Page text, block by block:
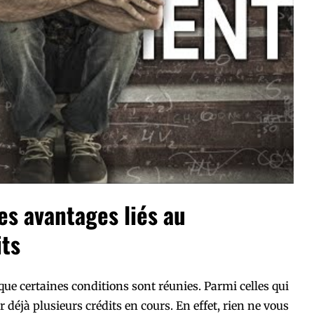
avantages liés au
certaines conditions sont réunies. Parmi celles qui
plusieurs crédits en cours. En effet, rien ne vous